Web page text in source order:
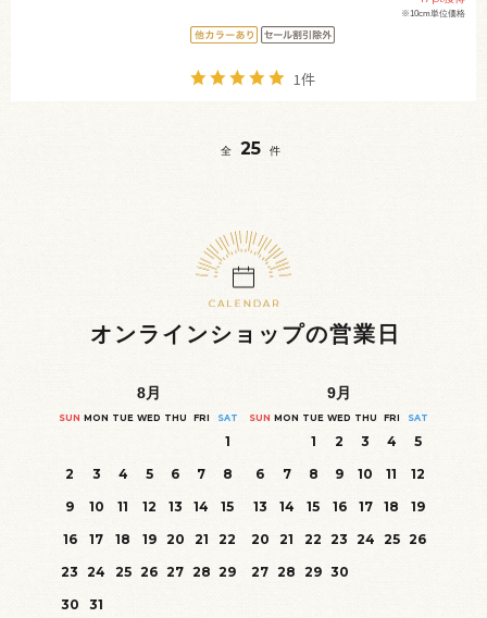
※10cm単位価格
1件
全 25 件
オンラインショップの営業日
8月
SUN MON TUE WED THU FRI SAT
1
2
3 4 5 6 7
8
9
10 11 12 13 14
15
16
17 18 19 20 21
22
23 24 25 26 27 28 29
30
31
9月
SUN MON TUE WED THU FRI SAT
1 2 3 4
5
6
7 8 9 10 11
12
13
14 15 16 17 18
19
20
21 22 23 24 25 26
27 28 29 30